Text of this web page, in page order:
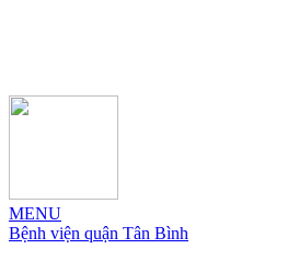
MENU
Bệnh viện quận Tân Bình